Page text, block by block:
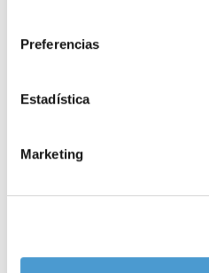
Preferencias
Estadística
Marketing
Noticias